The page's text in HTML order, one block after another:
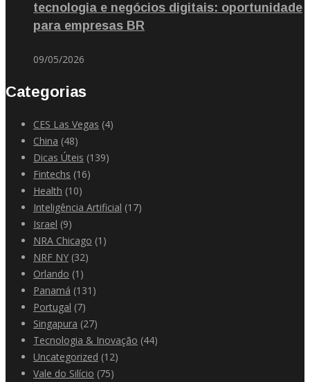
tecnologia e negócios digitais: oportunidade
para empresas BR
09/05/2026
Categorias
CES Las Vegas (4)
China (48)
Dicas Úteis (139)
Fintechs (16)
Health (10)
Inteligência Artificial (17)
Israel (9)
NRA Chicago (1)
NRF NY (32)
Orlando (1)
Panamá (131)
Portugal (7)
Singapura (27)
Tecnologia & Inovação (44)
Uncategorized (12)
Vale do Silício (75)